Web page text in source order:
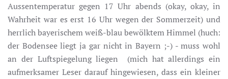
Aussentemperatur gegen 17 Uhr abends (okay, okay, in
Wahrheit war es erst 16 Uhr wegen der Sommerzeit) und
herrlich bayerischem weiß-blau bewölktem Himmel (huch:
der Bodensee liegt ja gar nicht in Bayern ;-) - muss wohl
an der Luftspiegelung liegen (mich hat allerdings ein
aufmerksamer Leser darauf hingewiesen, dass ein kleiner